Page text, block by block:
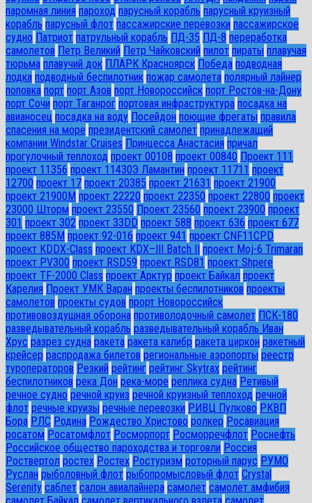
паромная линия пароход парусный корабль парусный круизный
корабль парусный флот пассажирские перевозки пассажирское
судно Патриот патрульный корабль ПД-35 ПД-8 переработка
самолетов Петр Великий Петр Чайковский пилот пираты плавучая
тюрьма плавучий док ПЛАРК Красноярск Победа подводная
лодка подводный беспилотник пожар самолета полярный лайнер
поповка порт порт Азов порт Новороссийск порт Ростов-на-Дону
порт Сочи порт Таганрог портовая инфраструктура посадка на
авианосец посадка на воду Посейдон поющие фрегаты правила
спасения на море президентский самолет принадлежащий
компании Windstar Cruises Принцесса Анастасия причал
прогулочный теплоход проект 00108 проект 00840 Проект 111
проект 11356 проект 11430Э Ламантин проект 11711 проект
12700 проект 17 проект 20385 проект 21631 проект 21900
проект 21900М проект 22220 проект 22350 проект 22800 проект
23000 Шторм проект 23550 Проект 23560 проект 23900 проект
301 проект 302 проект 33DD проект 588 проект 636 проект 677
проект 885М проект 92-016 проект 941 проект CNF11CPD
проект KDDX-Class проект KDX–III Batch II
проект Moj-6 Trimaran
проект PV300 проект RSD59 проект RSD81 проект Shpere
проект TF-2000 Class проект Арктур проект Байкал проект
Карелия Проект УМК Варан проекты беспилотников проекты
самолетов проекты судов прорт Новороссийск
противовоздушная оборона противолодочный самолет ПСК-180
разведывательный корабль разведывательный корабль Иван
Хрус разрез судна ракета ракета калибр ракета циркон ракетный
крейсер распродажа билетов региональные аэропорты реестр
туроператоров Резкий рейтинг рейтинг Skytrax рейтинг
беспилотников река Дон река-море реплика судна Ретивый
речное судно речной круиз речной круизный теплоход речной
флот речные круизы речные перевозки РИВЦ Пулково РКВП
Бора РЛС Родина Рождество Христово ролкер Росавиация
росатом Росатомфлот Росморпорт Росморречфлот Роснефть
Российское общество пароходства и торговли Россия
Роствертол ростех Ростех Ростуризм роторный парус РУМО
Руслан рыболовный флот рыбопромысловый флот Сrystal
Serenity саблет салон авиалайнера самолет самолет амфибия